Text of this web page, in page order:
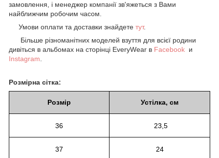
замовлення, і менеджер компанії зв'яжеться з Вами
найближчим робочим часом.
Умови оплати та доставки знайдете тут.
Більше різноманітних моделей взуття для всієї родини
дивіться в альбомах на сторінці EveryWear в Facebook и
Instagram.
Розмірна сітка:
Розмір Устілка, см
36 23,5
37 24